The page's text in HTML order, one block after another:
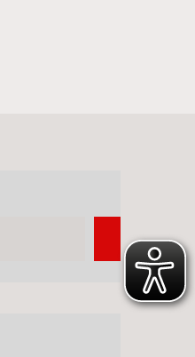
Suchen